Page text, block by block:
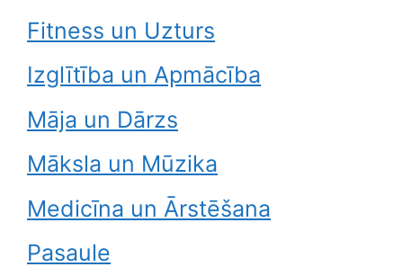
Fitness un Uzturs
Izglītība un Apmācība
Māja un Dārzs
Māksla un Mūzika
Medicīna un Ārstēšana
Pasaule